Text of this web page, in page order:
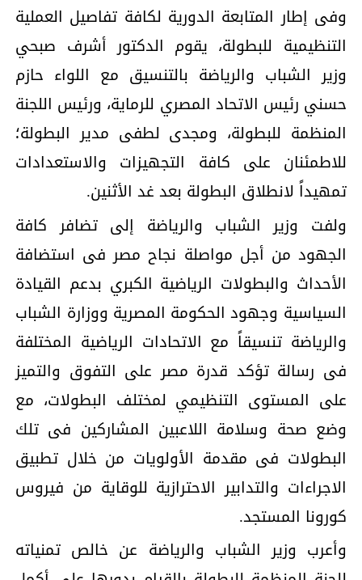
وفى إطار المتابعة الدورية لكافة تفاصيل العملية
التنظيمية للبطولة، يقوم الدكتور أشرف صبحي
وزير الشباب والرياضة بالتنسيق مع اللواء حازم
حسني رئيس الاتحاد المصري للرماية، ورئيس اللجنة
المنظمة للبطولة، ومجدى لطفى مدير البطولة؛
للاطمئنان على كافة التجهيزات والاستعدادات
تمهيداً لانطلاق البطولة بعد غد الأثنين.
ولفت وزير الشباب والرياضة إلى تضافر كافة
الجهود من أجل مواصلة نجاح مصر فى استضافة
الأحداث والبطولات الرياضية الكبري بدعم القيادة
السياسية وجهود الحكومة المصرية ووزارة الشباب
والرياضة تنسيقاً مع الاتحادات الرياضية المختلفة
فى رسالة تؤكد قدرة مصر على التفوق والتميز
على المستوى التنظيمي لمختلف البطولات، مع
وضع صحة وسلامة اللاعبين المشاركين فى تلك
البطولات فى مقدمة الأولويات من خلال تطبيق
الاجراءات والتدابير الاحترازية للوقاية من فيروس
كورونا المستجد.
وأعرب وزير الشباب والرياضة عن خالص تمنياته